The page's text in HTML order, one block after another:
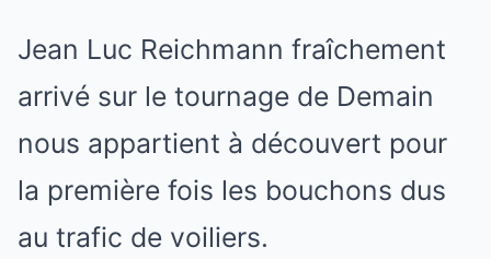
Jean Luc Reichmann fraîchement
arrivé sur le tournage de Demain
nous appartient à découvert pour
la première fois les bouchons dus
au trafic de voiliers.